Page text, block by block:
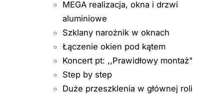
MEGA realizacja, okna i drzwi
aluminiowe
Szklany narożnik w oknach
Łączenie okien pod kątem
Koncert pt: ,,Prawidłowy montaż"
Step by step
Duże przeszklenia w głównej roli